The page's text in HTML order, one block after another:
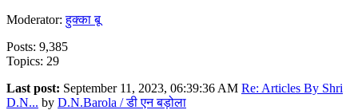
Moderator:हुक्का बू
Posts: 9,385
Topics: 29
Last post: September 11, 2023, 06:39:36 AM Re: Articles By Shri
D.N... by D.N.Barola / डी एन बड़ोला